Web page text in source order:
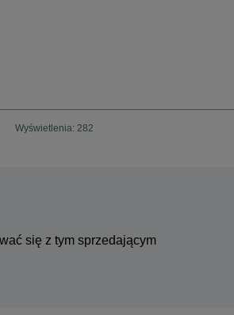
Wyświetlenia: 282
się z tym sprzedającym